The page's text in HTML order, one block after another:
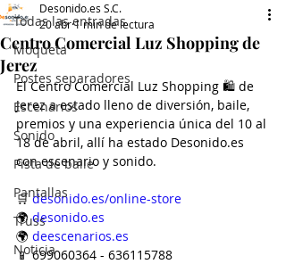
Todas las entradas
Moqueta
Postes separadores
Escenarios
Sonido
Pista de baile
Pantallas
Truss
Noticia
Centro Comercial Luz Shopping de
Jerez
Desonido.es S.C.
20 abr1 min de lectura
El Centro Comercial Luz Shopping 🛍️ de
Jerez a estado lleno de diversión, baile,
premios y una experiencia única del 10 al
18 de abril, allí ha estado Desonido.es
con escenario y sonido.
🛒 desonido.es/online-store
🌍 desonido.es
🌍 deescenarios.es
📱 699060364 - 636115788